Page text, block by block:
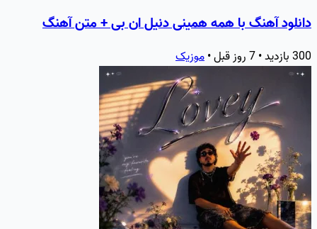
دانلود آهنگ با همه همینی دنیل ان بی + متن آهنگ
300 بازدید • 7 روز قبل • موزیک